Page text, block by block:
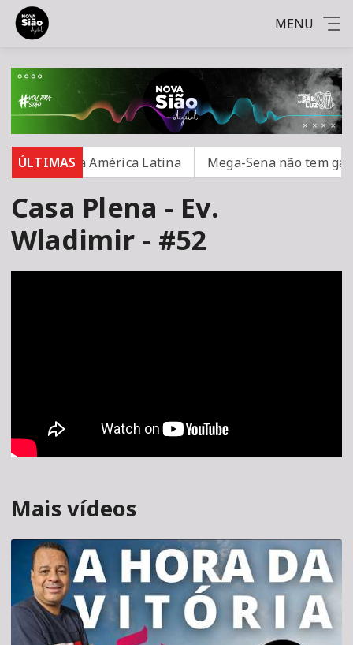
MENU
ÚLTIMASna América Latina Mega-Sena não tem
Casa Plena - Ev.
Wladimir - #52
Mais vídeos